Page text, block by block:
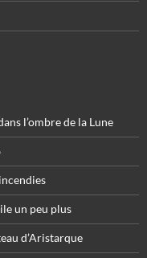
l’ombre de la Lune
un peu plus
d’Aristarque